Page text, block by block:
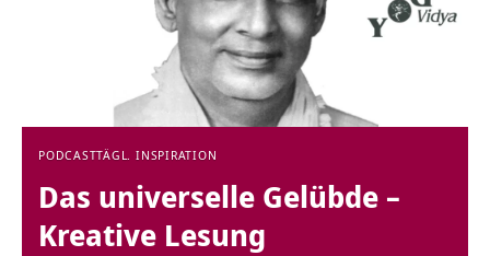
PODCASTTÄGL. INSPIRATION
Das universelle Gelübde –
Kreative Lesung